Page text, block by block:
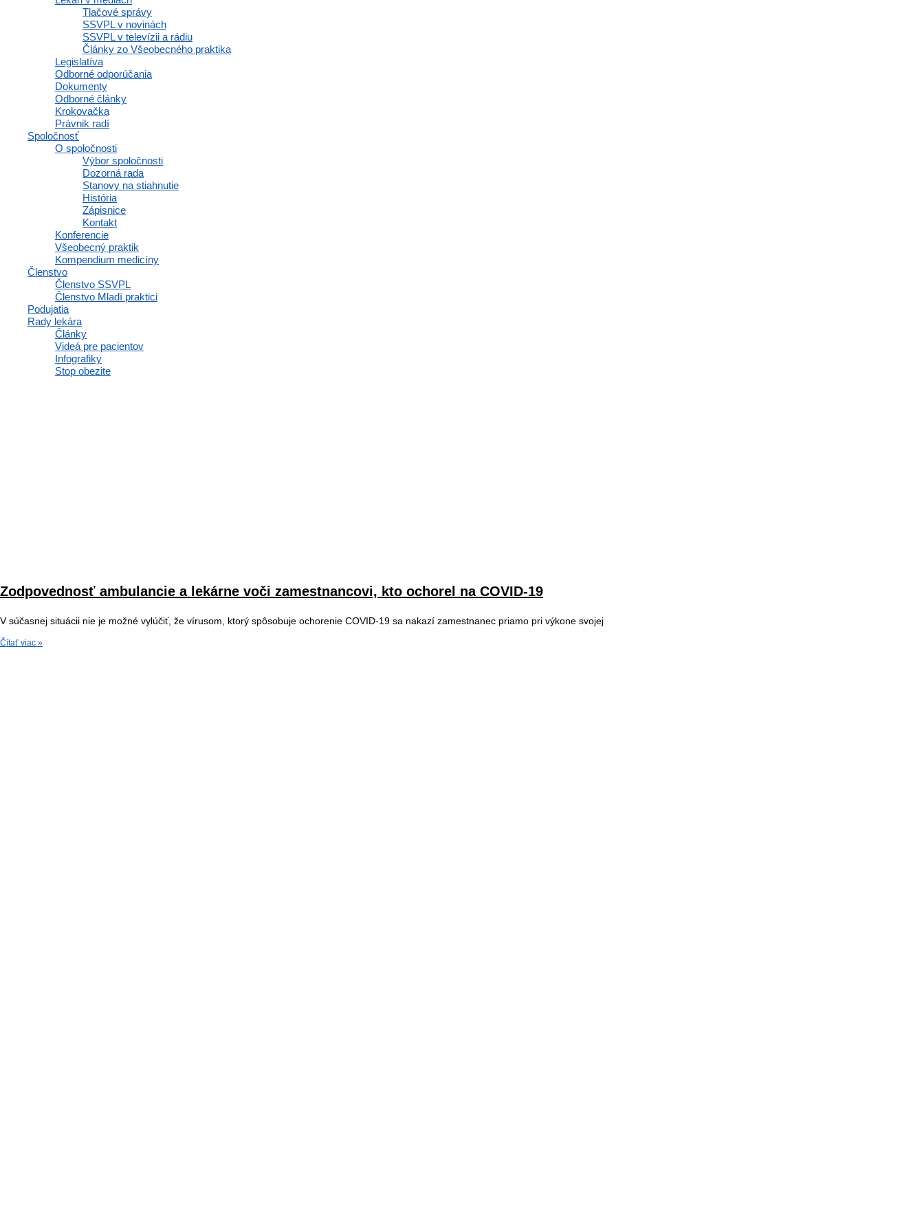
Tlačové správy
SSVPL v novinách
SSVPL v televízii a rádiu
Články zo Všeobecného praktika
Legislatíva
Odborné odporúčania
Dokumenty
Odborné články
Krokovačka
Právnik radí
Spoločnosť
O spoločnosti
Výbor spoločnosti
Dozorná rada
Stanovy na stiahnutie
História
Zápisnice
Kontakt
Konferencie
Všeobecný praktik
Kompendium medicíny
Členstvo
Členstvo SSVPL
Členstvo Mladí praktici
Podujatia
Rady lekára
Články
Videá pre pacientov
Infografiky
Stop obezite
Zodpovednosť ambulancie a lekárne voči zamestnancovi, kto ochorel na COVID-19
V súčasnej situácii nie je možné vylúčiť, že vírusom, ktorý spôsobuje ochorenie COVID-19 sa nakazí zamestnanec priamo pri výkone svojej
Čítať viac »